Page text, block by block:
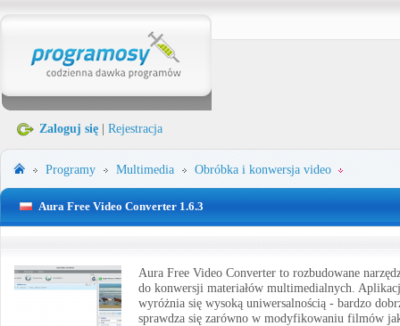
Zaloguj się Rejestracja
Programy Multimedia Obróbka i konwersja video
Aura Free Video Converter 1.6.3
Aura Free Video Converter to rozbudowane
do konwersji materiałów multimedialnych.
wyróżnia się wysoką uniwersalnością - bardzo
sprawdza się zarówno w modyfikowaniu filmów